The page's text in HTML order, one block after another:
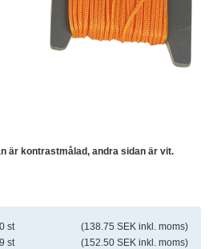
är kontrastmålad, andra sidan är vit.
st
(138.75 SEK inkl. moms)
st (152.50 SEK inkl. moms)